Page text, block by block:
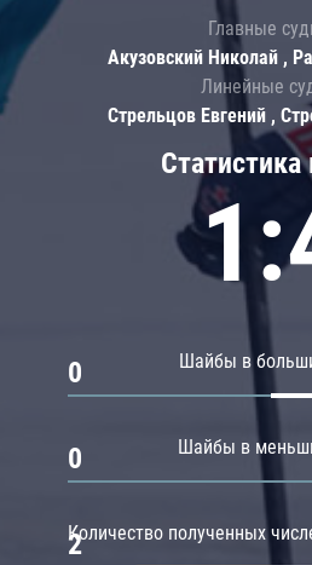
Статистика
Шайбы в
0
Шайбы в
0
Количество полученных
2
Главные
Акузовский Николай ,
Линейные
Стрельцов Евгений ,